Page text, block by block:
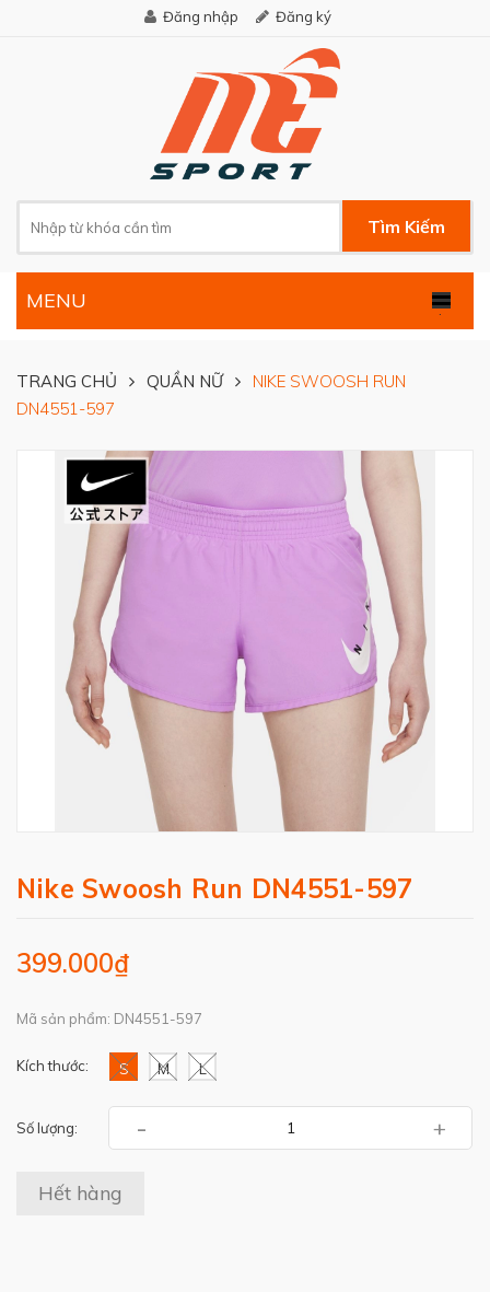
Đăng nhập Đăng ký
Tìm Kiếm
.
MENU
TRANG CHỦ QUẦN NỮ
NIKE SWOOSH RUN
DN4551-597
Nike Swoosh Run DN4551-597
399.000₫
Mã sản phẩm: DN4551-597
Kích thước: S M L
Số lượng: - +
Hết hàng